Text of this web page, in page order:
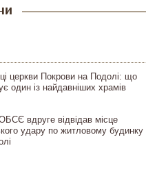
церкви Покрови на Подолі: що
один із найдавніших храмів
вдруге відвідав місце
удару по житловому будинку